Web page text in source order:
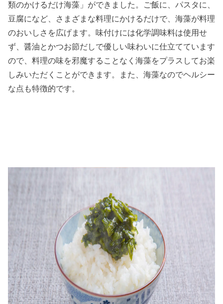
類のかけるだけ海藻」ができました。ご飯に、パスタに、
豆腐になど、さまざまな料理にかけるだけで、海藻が料理
のおいしさを広げます。味付けには化学調味料は使用せ
ず、醤油とかつお節だしで優しい味わいに仕立てています
ので、料理の味を邪魔することなく海藻をプラスしてお楽
しみいただくことができます。また、海藻なのでヘルシー
な点も特徴的です。